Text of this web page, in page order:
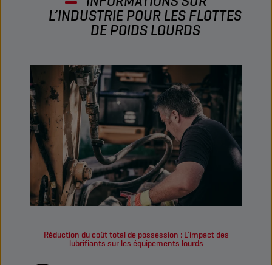
L’INDUSTRIE POUR LES FLOTTES
DE POIDS LOURDS
Réduction du coût total de possession : L’impact des
lubrifiants sur les équipements lourds